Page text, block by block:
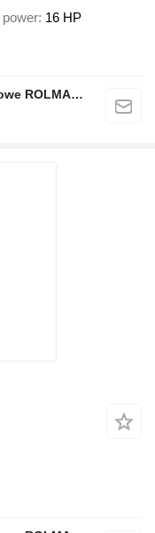
16 HP
Przedsiębiorstwo Produkcyjno-Handlowe ROLMAPOL Marcin Dziekan